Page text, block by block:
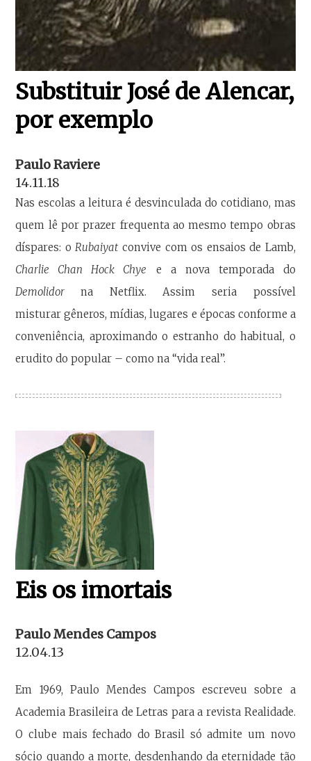
Substituir José de Alencar,
por exemplo
Paulo Raviere
14.11.18
Nas escolas a leitura é desvinculada do cotidiano, mas
quem lê por prazer frequenta ao mesmo tempo obras
díspares: o Rubaiyat convive com os ensaios de Lamb,
Charlie Chan Hock Chye e a nova temporada do
Demolidorna Netflix. Assim seria possível
misturar gêneros, mídias, lugares e épocas conforme a
conveniência, aproximando o estranho do habitual, o
erudito do popular – como na “vida real”.
Eis os imortais
Paulo Mendes Campos
12.04.13
Em 1969, Paulo Mendes Campos escreveu sobre a
Academia Brasileira de Letras para a revista Realidade.
O clube mais fechado do Brasil só admite um novo
sócio quando a morte, desdenhando da eternidade tão